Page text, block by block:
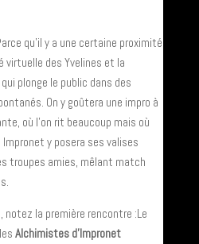
qu’il y a une certaine proximité
virtuelle des Yvelines et la
plonge le public dans des
On y goûtera une impro à
où l’on rit beaucoup mais où
y posera ses valises
troupes amies, mêlant match
la première rencontre :Le
Alchimistes d’Impronet